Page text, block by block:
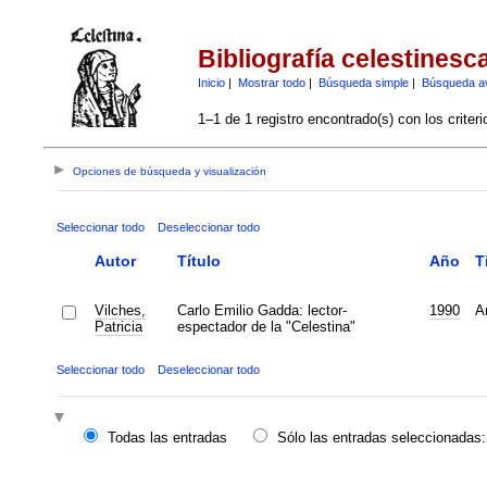
Bibliografía
Inicio| Mostrar todo| Búsqueda simple| Búsqueda
1–1 de 1 registro encontrado(s) con los
Opciones de búsqueda y visualización
Seleccionar todo Deseleccionar todo
Autor Título Año
Vilches,
Patricia
Carlo Emilio Gadda: lector-
espectador de la "Celestina"
1990
Seleccionar todo Deseleccionar todo
Todas las entradas
Sólo las entradas seleccionadas: